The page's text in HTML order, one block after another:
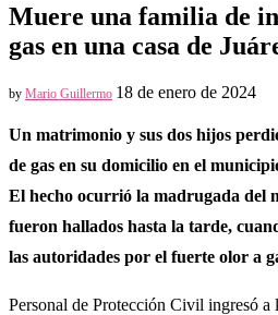
Muere una familia de
gas en una casa de
by Mario Guillermo 18 de enero de 2024
Un matrimonio y sus dos hijos
de gas en su domicilio en el
El hecho ocurrió la madrugada del
fueron hallados hasta la tarde,
las autoridades por el fuerte olor a
Personal de Protección Civil ingresó a